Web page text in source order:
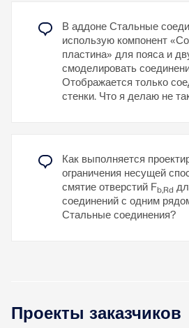
В аддоне Стальные
использую компонент
пластина» для пояса и
смоделировать
Отображается только
стенки. Что я делаю не
Как выполняется
ограничения несущей
смятие отверстий Fb,Rd
соединений с одним
Стальные соединения?
Проекты заказчиков